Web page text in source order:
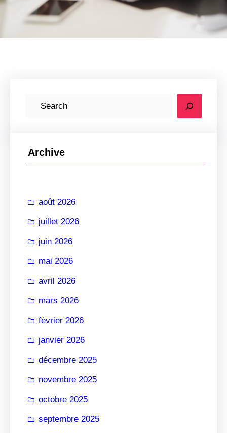
h
e
Archive
août 2026
juillet 2026
juin 2026
mai 2026
avril 2026
mars 2026
février 2026
janvier 2026
décembre 2025
novembre 2025
octobre 2025
septembre 2025